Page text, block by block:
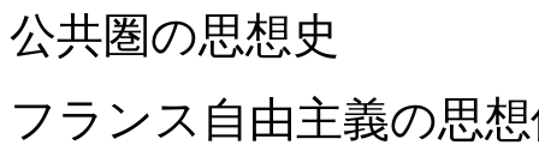
公共圏の思想史
フランス自由主義の思